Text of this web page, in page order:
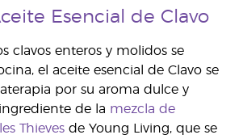
Esencial de Clavo
clavos enteros y molidos se
el aceite esencial de Clavo se
por su aroma dulce y
de la mezcla de
Thieves de Young Living, que se